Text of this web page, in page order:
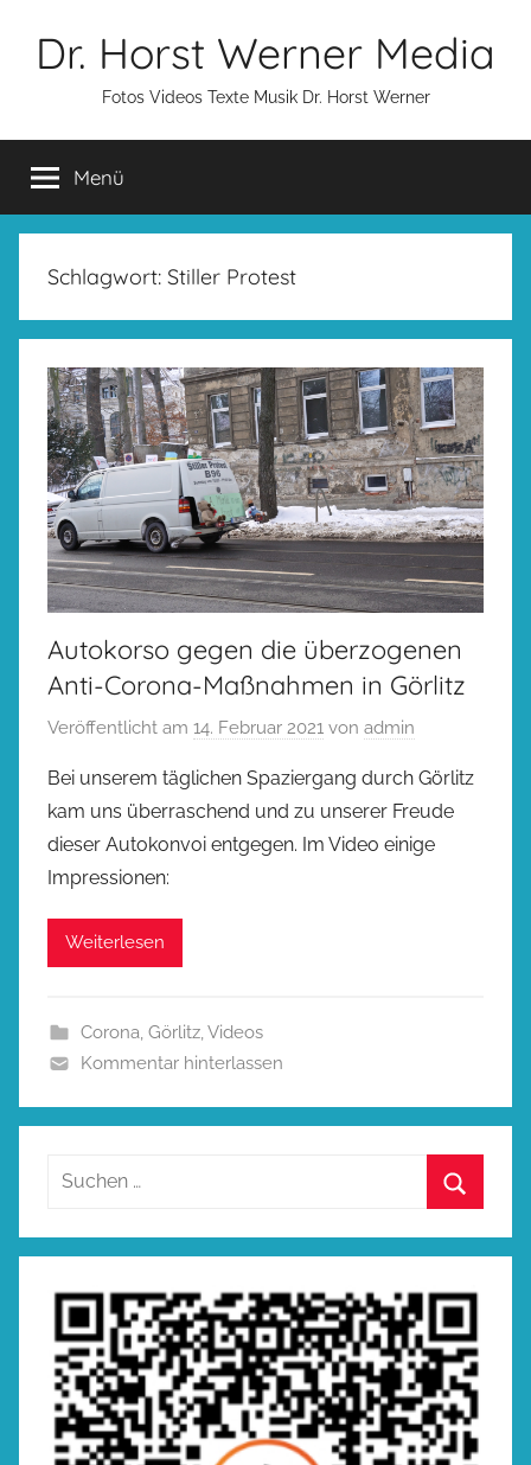
InhaltDr. Horst Werner Media
Fotos Videos Texte Musik Dr. Horst Werner
Menü
Schlagwort: Stiller Protest
Autokorso gegen die überzogenen
Anti-Corona-Maßnahmen in Görlitz
Veröffentlicht am 14. Februar 2021 von admin
Bei unserem täglichen Spaziergang durch Görlitz
kam uns überraschend und zu unserer Freude
dieser Autokonvoi entgegen. Im Video einige
Impressionen:
Weiterlesen
Corona, Görlitz,Videos
Kommentar hinterlassen
Suchen